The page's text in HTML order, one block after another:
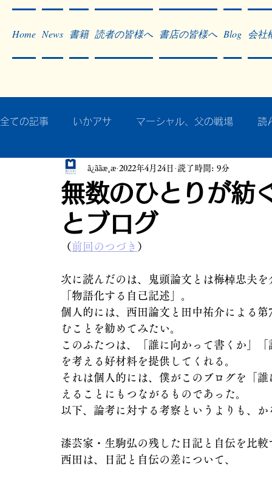
Home News 書籍 読者の皆様へ 書店の皆様へ Blog 会社
全ての記事 いかアサ マーシャル、父の戦場 読
秘蔵写真200枚でたどるアジア・太平洋戦争
作った本・作っている本 記事掲載・広告
無数のひとりが
とブログ
ã¿ããæ¸æ 2022年4月24日 読了時間: 9分
（前回のつづき ）
次に読んだのは、鬼頭論文とは梅棹忠夫
「物語化する自己記述」。
個人的には、西田論文と田中祐介による
むことを勧めてみたい。
このふたつは、「誰に向かって書くか」
を考える好材料を提供してくれる。
それは個人的には、僕がこのブログを「
えることにもつながるものであった。
以下、論考に対する考察というよりも、
漆芸家・生駒弘の残した日記と自伝を比
西田は、日記と自伝の差について、